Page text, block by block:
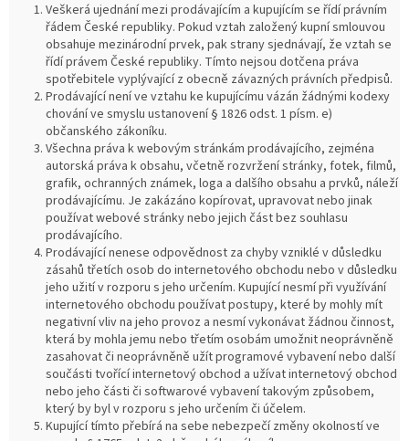
Veškerá ujednání mezi prodávajícím a kupujícím se řídí právním
řádem České republiky. Pokud vztah založený kupní smlouvou
obsahuje mezinárodní prvek, pak strany sjednávají, že vztah se
řídí právem České republiky. Tímto nejsou dotčena práva
spotřebitele vyplývající z obecně závazných právních předpisů.
Prodávající není ve vztahu ke kupujícímu vázán žádnými kodexy
chování ve smyslu ustanovení § 1826 odst. 1 písm. e)
občanského zákoníku.
Všechna práva k webovým stránkám prodávajícího, zejména
autorská práva k obsahu, včetně rozvržení stránky, fotek, filmů,
grafik, ochranných známek, loga a dalšího obsahu a prvků, náleží
prodávajícímu. Je zakázáno kopírovat, upravovat nebo jinak
používat webové stránky nebo jejich část bez souhlasu
prodávajícího.
Prodávající nenese odpovědnost za chyby vzniklé v důsledku
zásahů třetích osob do internetového obchodu nebo v důsledku
jeho užití v rozporu s jeho určením. Kupující nesmí při využívání
internetového obchodu používat postupy, které by mohly mít
negativní vliv na jeho provoz a nesmí vykonávat žádnou činnost,
která by mohla jemu nebo třetím osobám umožnit neoprávněně
zasahovat či neoprávněně užít programové vybavení nebo další
součásti tvořící internetový obchod a užívat internetový obchod
nebo jeho části či softwarové vybavení takovým způsobem,
který by byl v rozporu s jeho určením či účelem.
Kupující tímto přebírá na sebe nebezpečí změny okolností ve